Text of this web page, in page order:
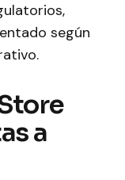
según
a